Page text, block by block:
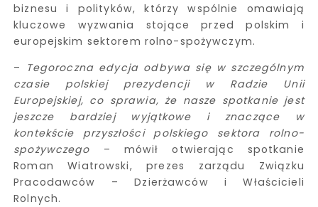
biznesu i polityków, którzy wspólnie omawiają
kluczowe wyzwania stojące przed polskim i
europejskim sektorem rolno-spożywczym.
–
Tegoroczna edycja odbywa się w szczególnym
czasie polskiej prezydencji w Radzie Unii
Europejskiej, co sprawia, że nasze spotkanie jest
jeszcze bardziej wyjątkowe i znaczące w
kontekście przyszłości polskiego sektora rolno-
spożywczego – mówił otwierając spotkanie
Roman Wiatrowski, prezes zarządu Związku
Pracodawców – Dzierżawców i Właścicieli
Rolnych.